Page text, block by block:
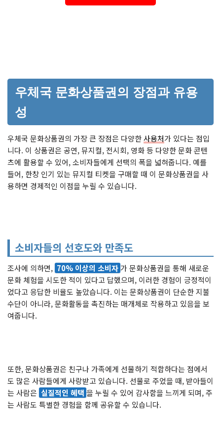
우체국 문화상품권의 장점과 유용
성
우체국 문화상품권의 가장 큰 장점은 다양한사용처가 있다는 점입
니다. 이 상품권은 공연, 뮤지컬, 전시회, 영화 등 다양한 문화 콘텐
츠에 활용할 수 있어, 소비자들에게 선택의 폭을 넓혀줍니다. 예를
들어, 한창 인기 있는 뮤지컬 티켓을 구매할 때 이 문화상품권을 사
용하면 경제적인 이점을 누릴 수 있습니다.
소비자들의 선호도와 만족도
조사에 의하면, 70% 이상의 소비자가 문화상품권을 통해 새로운
문화 체험을 시도한 적이 있다고 답했으며, 이러한 경험이 긍정적이
었다고 응답한 비율도 높았습니다. 이는 문화상품권이 단순한 지불
수단이 아니라, 문화활동을 촉진하는 매개체로 작용하고 있음을 보
여줍니다.
또한, 문화상품권은 친구나 가족에게 선물하기 적합하다는 점에서
도 많은 사람들에게 사랑받고 있습니다. 선물로 주었을 때, 받아들이
는 사람은 실질적인 혜택 을 누릴 수 있어 감사함을 느끼게 되며, 주
는 사람도 특별한 경험을 함께 공유할 수 있습니다.